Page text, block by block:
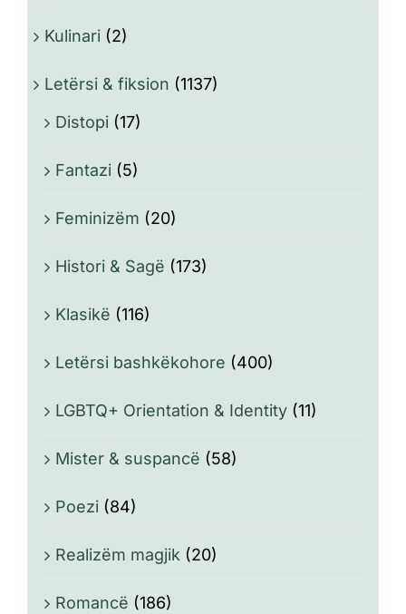
Kulinari (2)
Letërsi & fiksion (1137)
Distopi (17)
Fantazi (5)
Feminizëm (20)
Histori & Sagë (173)
Klasikë (116)
Letërsi bashkëkohore (400)
LGBTQ+ Orientation & Identity (11)
Mister & suspancë (58)
Poezi (84)
Realizëm magjik (20)
Romancë (186)